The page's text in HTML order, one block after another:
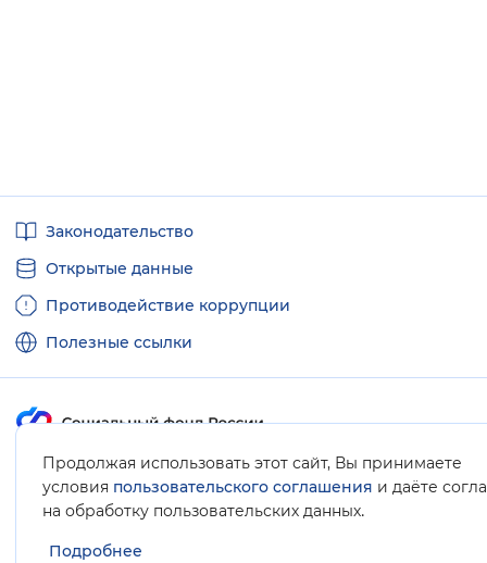
Продолжая использовать этот сайт, Вы принимаете
условия пользовательского соглашения и даёте
на обработку пользовательских данных.
Подробнее
ссылкиЗаконодательство
Открытые данные
Противодействие коррупции
Полезные ссылки
Карта сайта